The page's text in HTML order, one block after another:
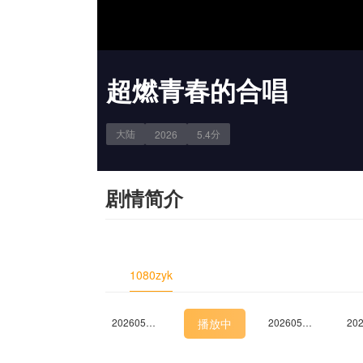
超燃青春的合唱
大陆 2026 5.4分
剧情简介
1080zyk
20260424上
20260501下 播放中 20260502未播